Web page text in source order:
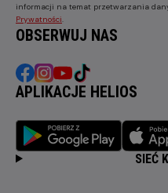
informacji na temat przetwarzania
Prywatności
OBSERWUJ NAS
APLIKACJE HELIOS
SIEĆ